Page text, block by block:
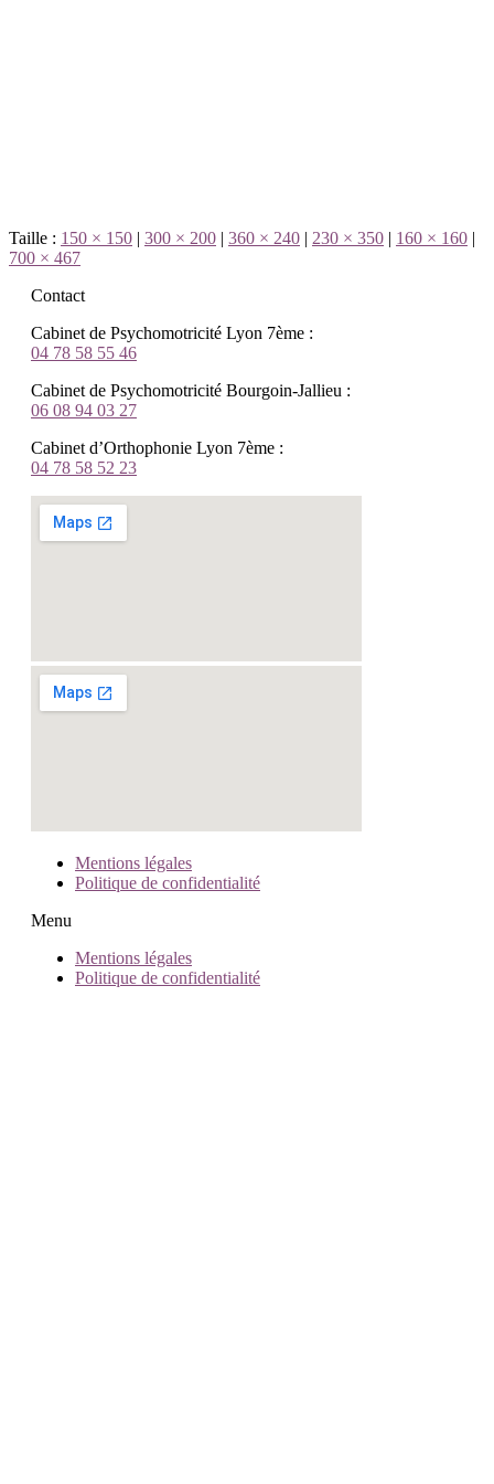
Taille : 150 × 150 | 300 × 200 | 360 × 240 | 230 × 350 | 160 × 160 |
700 × 467
Contact
Cabinet de Psychomotricité Lyon 7ème :
04 78 58 55 46
Cabinet de Psychomotricité Bourgoin-Jallieu :
06 08 94 03 27
Cabinet d’Orthophonie Lyon 7ème :
04 78 58 52 23
Mentions légales
Politique de confidentialité
Menu
Mentions légales
Politique de confidentialité